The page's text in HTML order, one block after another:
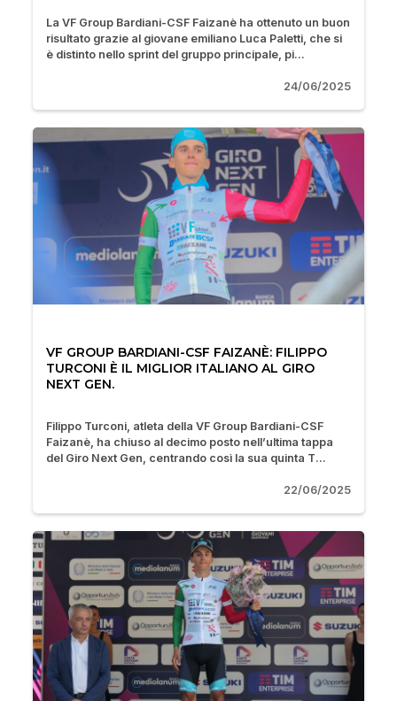
La VF Group Bardiani-CSF Faizanè ha ottenuto un buon
risultato grazie al giovane emiliano Luca Paletti, che si
è distinto nello sprint del gruppo principale, pi...
24/06/2025
VF GROUP BARDIANI-CSF FAIZANÈ: FILIPPO
TURCONI È IL MIGLIOR ITALIANO AL GIRO
NEXT GEN.
Filippo Turconi, atleta della VF Group Bardiani-CSF
Faizanè, ha chiuso al decimo posto nell’ultima tappa
del Giro Next Gen, centrando così la sua quinta T...
22/06/2025